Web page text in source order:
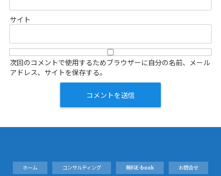
サイト
次回のコメントで使用するためブラウザーに自分の名前、メール
アドレス、サイトを保存する。
ホーム コンサルティング 無料E-book お問合せ